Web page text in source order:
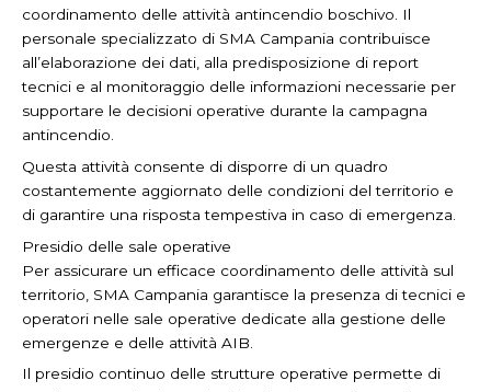
coordinamento delle attività antincendio boschivo. Il
personale specializzato di SMA Campania contribuisce
all’elaborazione dei dati, alla predisposizione di report
tecnici e al monitoraggio delle informazioni necessarie per
supportare le decisioni operative durante la campagna
antincendio.
Questa attività consente di disporre di un quadro
costantemente aggiornato delle condizioni del territorio e
di garantire una risposta tempestiva in caso di emergenza.
Presidio delle sale operative
Per assicurare un efficace coordinamento delle attività sul
territorio, SMA Campania garantisce la presenza di tecnici e
operatori nelle sale operative dedicate alla gestione delle
emergenze e delle attività AIB.
Il presidio continuo delle strutture operative permette di